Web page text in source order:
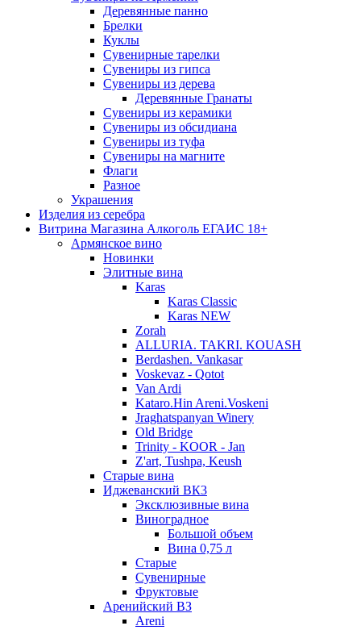
Деревянные панно
Брелки
Куклы
Сувенирные тарелки
Сувениры из гипса
Сувениры из дерева
Деревянные Гранаты
Сувениры из керамики
Сувениры из обсидиана
Сувениры из туфа
Сувениры на магните
Флаги
Разное
Украшения
Изделия из серебра
Витрина Магазина Алкоголь ЕГАИС 18+
Армянское вино
Новинки
Элитные вина
Karas
Karas Classic
Karas NEW
Zorah
ALLURIA. TAKRI. KOUASH
Berdashen. Vankasar
Voskevaz - Qotot
Van Ardi
Kataro.Hin Areni.Voskeni
Jraghatspanyan Winery
Old Bridge
Trinity - KOOR - Jan
Z'art, Tushpa, Keush
Старые вина
Иджеванский ВК3
Эксклюзивные вина
Виноградное
Большой объем
Вина 0,75 л
Старые
Сувенирные
Фруктовые
Аренийский ВЗ
Areni